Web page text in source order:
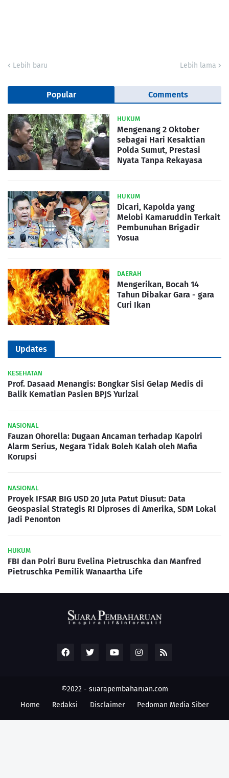
Lebih baru Lebih lama
Popular Comments
HUKUM
Mengenang 2 Oktober
sebagai Hari Kesaktian
Polda Sumut, Prestasi
Nyata Tanpa Rekayasa
HUKUM
Dicari, Kapolda yang
Melobi Kamaruddin Terkait
Pembunuhan Brigadir
Yosua
DAERAH
Mengerikan, Bocah 14
Tahun Dibakar Gara - gara
Curi Ikan
Updates
KESEHATAN
Prof. Dasaad Menangis: Bongkar Sisi Gelap Medis di
Balik Kematian Pasien BPJS Yurizal
NASIONAL
Fauzan Ohorella: Dugaan Ancaman terhadap Kapolri
Alarm Serius, Negara Tidak Boleh Kalah oleh Mafia
Korupsi
NASIONAL
Proyek IFSAR BIG USD 20 Juta Patut Diusut: Data
Geospasial Strategis RI Diproses di Amerika, SDM Lokal
Jadi Penonton
HUKUM
FBI dan Polri Buru Evelina Pietruschka dan Manfred
Pietruschka Pemilik Wanaartha Life
©2022 - suarapembaharuan.com
Home
Redaksi Disclaimer Pedoman Media Siber